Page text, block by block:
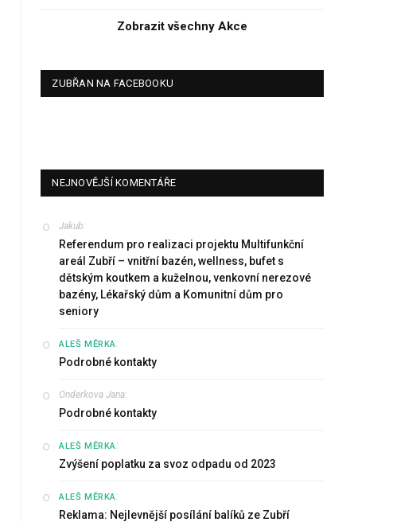
Zobrazit všechny Akce
ZUBŘAN NA FACEBOOKU
NEJNOVĚJŠÍ KOMENTÁŘE
Jakub:
Referendum pro realizaci projektu Multifunkční
areál Zubří – vnitřní bazén, wellness, bufet s
dětským koutkem a kuželnou, venkovní nerezové
bazény, Lékařský dům a Komunitní dům pro
seniory
ALEŠ MĚRKA:
Podrobné kontakty
Onderkova Jana:
Podrobné kontakty
ALEŠ MĚRKA:
Zvýšení poplatku za svoz odpadu od 2023
ALEŠ MĚRKA:
Reklama: Nejlevnější posílání balíků ze Zubří